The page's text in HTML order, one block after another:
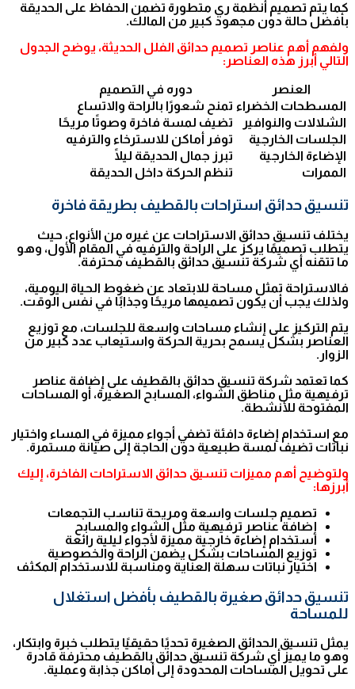
كما يتم تصميم أنظمة ري متطورة تضمن الحفاظ على الحديقة
بأفضل حالة دون مجهود كبير من المالك.
ولفهم أهم عناصر تصميم حدائق الفلل الحديثة، يوضح الجدول
التالي أبرز هذه العناصر:
العنصر
دوره في التصميم
المسطحات الخضراء تمنح شعورًا بالراحة والاتساع
الشلالات والنوافير
تضيف لمسة فاخرة وصوتًا مريحًا
الجلسات الخارجية
توفر أماكن للاسترخاء والترفيه
الإضاءة الخارجية
تبرز جمال الحديقة ليلًا
الممرات
تنظم الحركة داخل الحديقة
تنسيق حدائق استراحات بالقطيف بطريقة فاخرة
يختلف تنسيق حدائق الاستراحات عن غيره من الأنواع، حيث
يتطلب تصميمًا يركز على الراحة والترفيه في المقام الأول، وهو
ما تتقنه أي شركة تنسيق حدائق بالقطيف محترفة.
فالاستراحة تمثل مساحة للابتعاد عن ضغوط الحياة اليومية،
ولذلك يجب أن يكون تصميمها مريحًا وجذابًا في نفس الوقت.
يتم التركيز على إنشاء مساحات واسعة للجلسات، مع توزيع
العناصر بشكل يسمح بحرية الحركة واستيعاب عدد كبير من
الزوار.
كما تعتمد شركة تنسيق حدائق بالقطيف على إضافة عناصر
ترفيهية مثل مناطق الشواء، المسابح الصغيرة، أو المساحات
المفتوحة للأنشطة.
مع استخدام إضاءة دافئة تضفي أجواء مميزة في المساء واختيار
نباتات تضيف لمسة طبيعية دون الحاجة إلى صيانة مستمرة.
ولتوضيح أهم مميزات تنسيق حدائق الاستراحات الفاخرة، إليك
أبرزها:
تصميم جلسات واسعة ومريحة تناسب التجمعات
إضافة عناصر ترفيهية مثل الشواء والمسابح
استخدام إضاءة خارجية مميزة لأجواء ليلية رائعة
توزيع المساحات بشكل يضمن الراحة والخصوصية
اختيار نباتات سهلة العناية ومناسبة للاستخدام المكثف
تنسيق حدائق صغيرة بالقطيف بأفضل استغلال
للمساحة
يمثل تنسيق الحدائق الصغيرة تحديًا حقيقيًا يتطلب خبرة وابتكار،
وهو ما يميز أي شركة تنسيق حدائق بالقطيف محترفة قادرة
على تحويل المساحات المحدودة إلى أماكن جذابة وعملية.